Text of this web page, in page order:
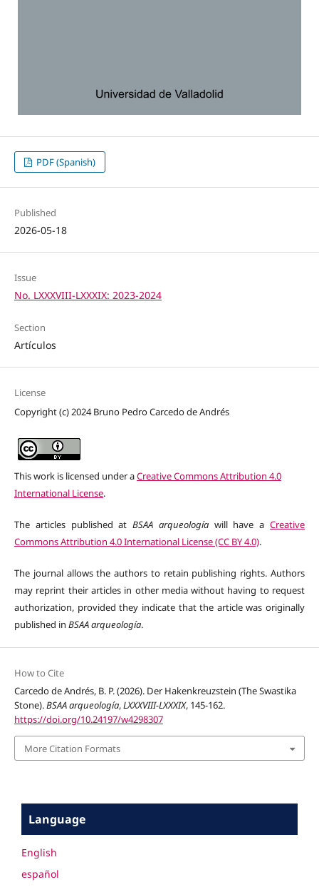
PDF (Spanish)
Published
2026-05-18
Issue
No. LXXXVIII-LXXXIX: 2023-2024
Section
Artículos
License
Copyright (c) 2024 Bruno Pedro Carcedo de Andrés
This work is licensed under aCreative Commons Attribution 4.0
International License.
The articles published atBSAA arqueologíawill have aCreative
Commons Attribution 4.0 International License (CC BY 4.0).
The journal allows the authors to retain publishing rights. Authors
may reprint their articles in other media without having to request
authorization, provided they indicate that the article was originally
published in BSAA arqueología.
How to Cite
Carcedo de Andrés, B. P. (2026). Der Hakenkreuzstein (The Swastika
Stone).BSAA arqueología,LXXXVIII-LXXXIX, 145-162.
https://doi.org/10.24197/w4298307
More Citation Formats
Language
English
español